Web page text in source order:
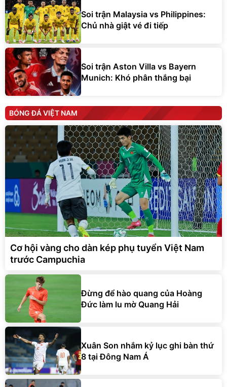
Soi trận Malaysia vs Philippines:
Chủ nhà giật vé đi tiếp
Soi trận Aston Villa vs Bayern
Munich: Khó phân thắng bại
BÓNG ĐÁ VIỆT NAM
Cơ hội vàng cho dàn kép phụ tuyển Việt Nam
trước Campuchia
Đừng để hào quang của Hoàng
Đức làm lu mờ Quang Hải
Xuân Son nhắm kỷ lục ghi bàn thứ
8 tại Đông Nam Á